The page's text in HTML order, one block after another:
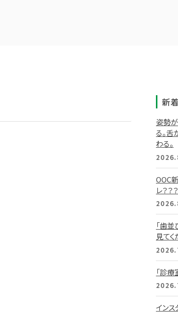
新
姿勢
る。舌
わる。
OOC
レ？？？
「歯
見てく
「診療
イン